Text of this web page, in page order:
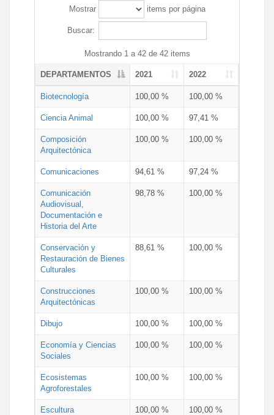
Mostrar items por página
Buscar:
Mostrando 1 a 42 de 42 items
DEPARTAMENTOS 2021 2022
Biotecnología 100,00 % 100,00 %
Ciencia Animal 100,00 % 97,41 %
Composición
Arquitectónica
100,00 % 100,00 %
Comunicaciones 94,61 % 97,24 %
Comunicación
Audiovisual,
Documentación e
Historia del Arte
98,78 % 100,00 %
Conservación y
Restauración de Bienes
Culturales
88,61 % 100,00 %
Construcciones
Arquitectónicas
100,00 % 100,00 %
Dibujo 100,00 % 100,00 %
Economía y Ciencias
Sociales
100,00 % 100,00 %
Ecosistemas
Agroforestales
100,00 % 100,00 %
Escultura 100,00 % 100,00 %